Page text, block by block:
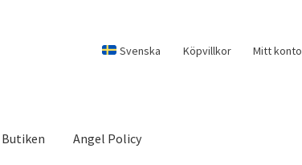
Svenska Köpvillkor Mitt konto
Butiken Angel Policy